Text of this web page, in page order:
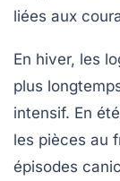
liées aux
En hiver, les
plus
intensif. En
les pièces au
épisodes